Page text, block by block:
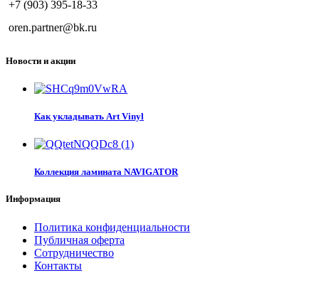
+7 (903) 395-18-33
oren.partner@bk.ru
Новости и акции
Как укладывать Art Vinyl
Коллекция ламината NAVIGATOR
Информация
Политика конфиденциальности
Публичная оферта
Сотрудничество
Контакты